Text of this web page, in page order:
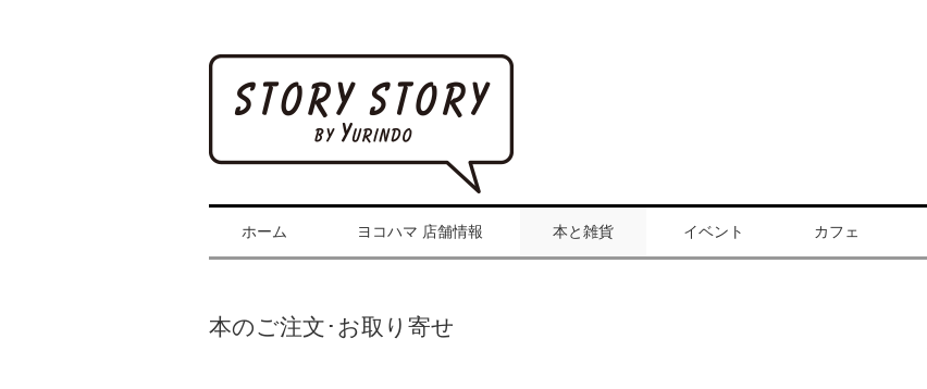
ホーム ヨコハマ 店舗情報 本と雑貨 イベント カフェ
本のご注文･お取り寄せ